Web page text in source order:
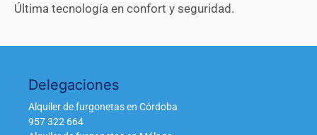
Última tecnología en confort y seguridad.
Delegaciones
Alquiler de furgonetas en Córdoba
957 322 664